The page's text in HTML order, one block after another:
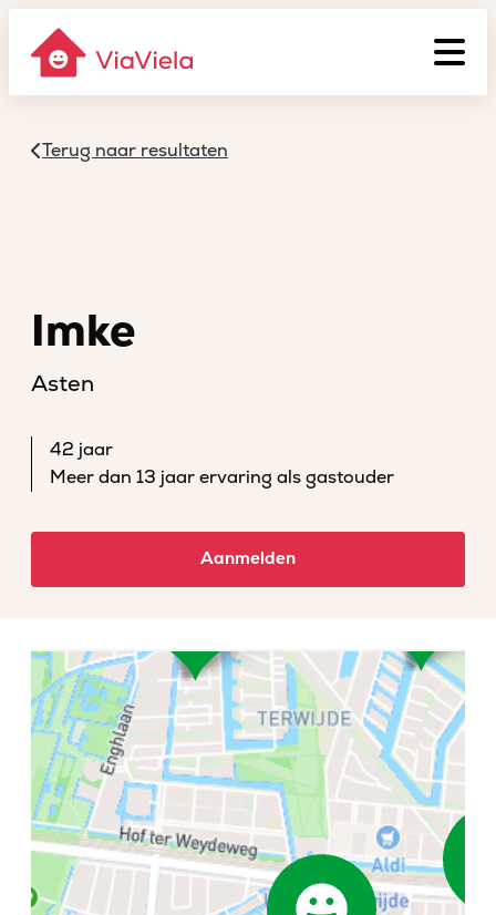
Terug naar resultaten
Imke
Asten
42 jaar
Meer dan 13 jaar ervaring als gastouder
Aanmelden